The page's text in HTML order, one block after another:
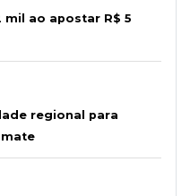
mil ao apostar R$ 5
regional para